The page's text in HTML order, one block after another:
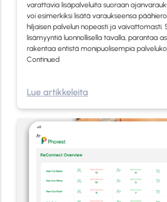
varattavia lisäpalveluita suoraan
voi esimerkiksi lisätä varaukseensa
hiljaisen palvelun nopeasti ja
lisämyyntiä luonnollisella tavalla, parantaa
rakentaa entistä monipuolisempia
Continued
Lue artikkeleita